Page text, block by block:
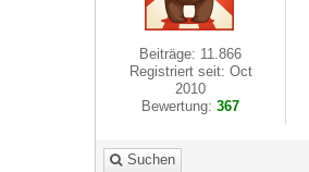
Beiträge: 11.866
Registriert seit: Oct
2010
Bewertung:367
Suchen